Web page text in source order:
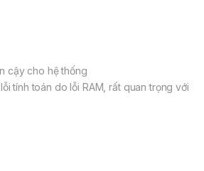
cậy cho hệ thống
tính toán do lỗi RAM, rất quan trọng với